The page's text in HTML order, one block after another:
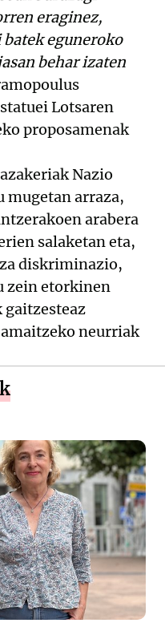
eraginez,
eguneroko
behar izaten
Lotsaren
proposamenak
Nazio
mugetan arraza,
arabera
salaketan eta,
diskriminazio,
zein etorkinen
neurriak